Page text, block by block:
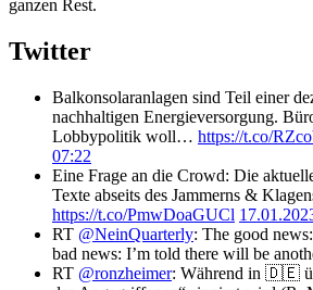
ganzen Rest.
Twitter
Balkonsolaranlagen sind Teil einer
nachhaltigen Energieversorgung.
Lobbypolitik woll… https://t.co/
07:22
Eine Frage an die Crowd: Die
Texte abseits des Jammerns &
https://t.co/PmwDoaGUCl
RT @NeinQuarterly: The good
bad news: I’m told there will be
RT @ronzheimer: Während in 🇩🇪